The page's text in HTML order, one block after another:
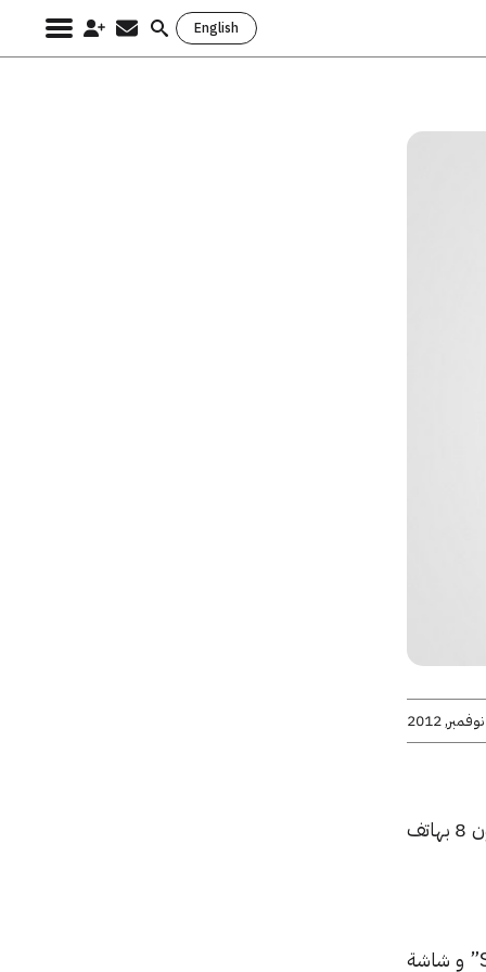
English
Search
الذي يعتبر خيارا جيدا لمن يبحث عن تجربة نظام ويندوز فون 8 بهاتف
” و شاشة